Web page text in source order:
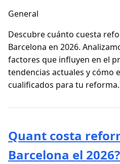
General
Descubre cuánto cuesta
Barcelona en 2026.
factores que influyen en el
tendencias actuales y cómo
cualificados para tu reforma.
Quant costa
Barcelona el